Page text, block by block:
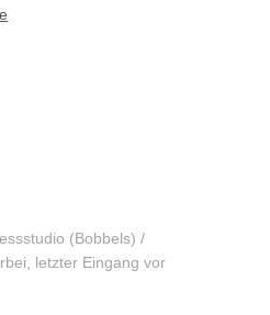
(Bobbels) /
letzter Eingang vor